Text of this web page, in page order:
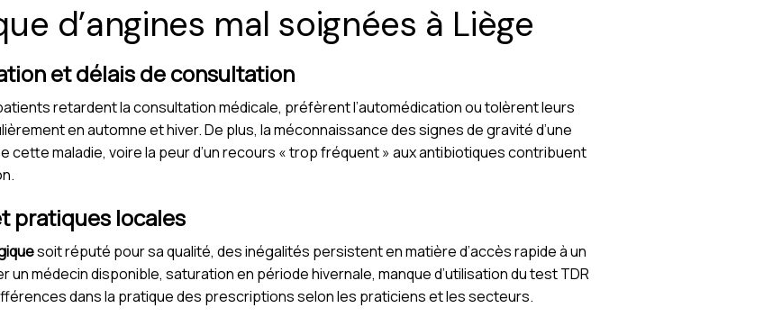
d’angines mal soignées à Liège
et délais de consultation
retardent la consultation médicale, préfèrent l’automédication ou tolèrent leurs
en automne et hiver. De plus, la méconnaissance des signes de gravité d’une
cette maladie, voire la peur d’un recours « trop fréquent » aux antibiotiques contribuent
pratiques locales
soit réputé pour sa qualité, des inégalités persistent en matière d’accès rapide à un
médecin disponible, saturation en période hivernale, manque d’utilisation du test TDR
dans la pratique des prescriptions selon les praticiens et les secteurs.